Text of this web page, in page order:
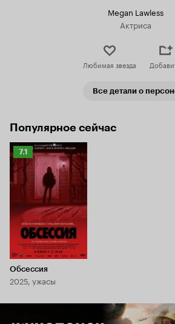
Megan Lawless
Актриса
Любимая звезда
Все детали о
Популярное сейчас
Рейтинг
Кинопоиска
7.1
7.1
Обсессия
2025, ужасы